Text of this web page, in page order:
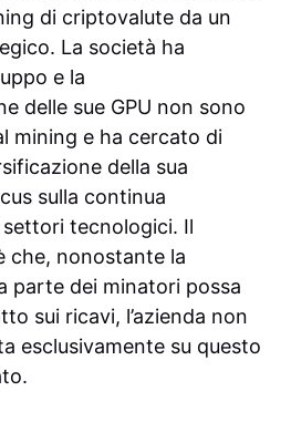
di criptovalute da un
La società ha
e la
delle sue GPU non sono
mining e ha cercato di
della sua
sulla continua
tecnologici. Il
che, nonostante la
parte dei minatori possa
sui ricavi, l’azienda non
esclusivamente su questo